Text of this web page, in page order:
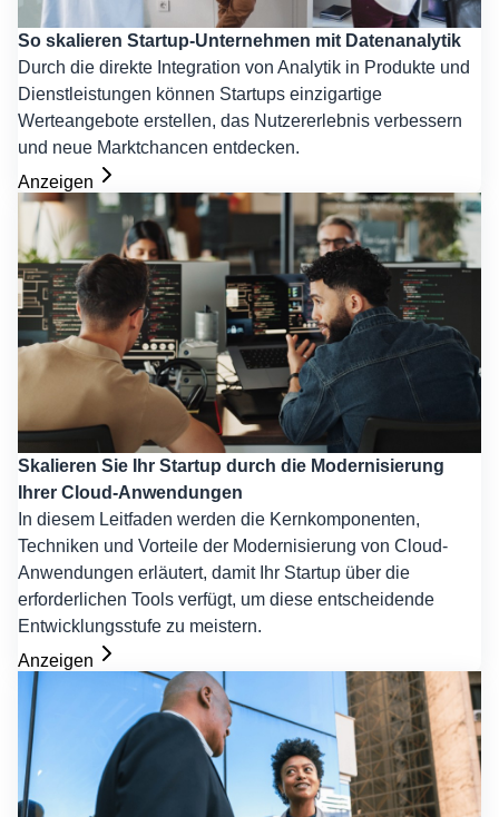
So skalieren Startup-Unternehmen mit Datenanalytik
Durch die direkte Integration von Analytik in Produkte und
Dienstleistungen können Startups einzigartige
Werteangebote erstellen, das Nutzererlebnis verbessern
und neue Marktchancen entdecken.
Anzeigen
Skalieren Sie Ihr Startup durch die Modernisierung
Ihrer Cloud-Anwendungen
In diesem Leitfaden werden die Kernkomponenten,
Techniken und Vorteile der Modernisierung von Cloud-
Anwendungen erläutert, damit Ihr Startup über die
erforderlichen Tools verfügt, um diese entscheidende
Entwicklungsstufe zu meistern.
Anzeigen